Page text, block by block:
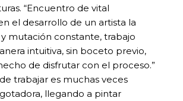
“Encuentro de vital
el desarrollo de un artista la
mutación constante, trabajo
intuitiva, sin boceto previo,
de disfrutar con el proceso.”
trabajar es muchas veces
llegando a pintar